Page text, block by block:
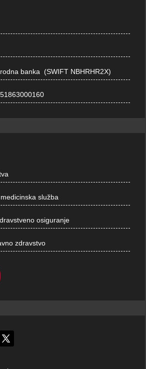
banka (SWIFT NBHRHR2X)
služba
osiguranje
zdravstvo